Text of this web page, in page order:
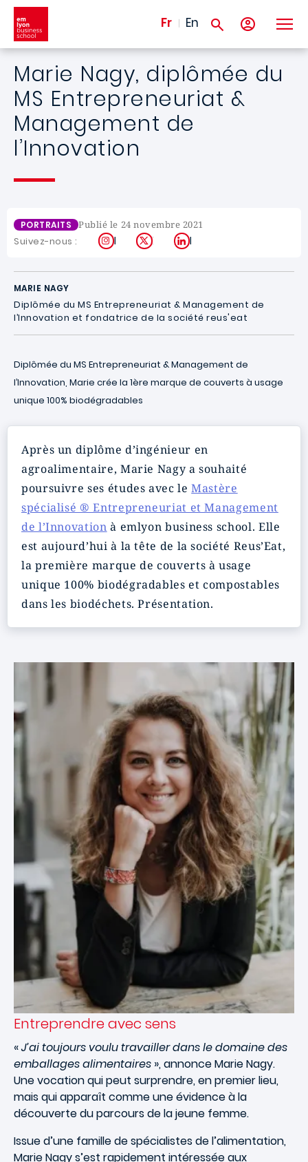
Aller au contenu principal
Fr En
Marie Nagy, diplômée du
MS Entrepreneuriat &
Management de
l’Innovation
PORTRAITS Publié le 24 novembre 2021
Suivez-nous : Instagram
X LinkedIn
MARIE NAGY
Diplômée du MS Entrepreneuriat & Management de
l’Innovation et fondatrice de la société reus'eat
Diplômée du MS Entrepreneuriat & Management de
l’Innovation, Marie crée la 1ère marque de couverts à usage
unique 100% biodégradables
Après un diplôme d’ingénieur en
agroalimentaire, Marie Nagy a souhaité
poursuivre ses études avec leMastère
spécialisé ® Entrepreneuriat et Management
de l’Innovation à emlyon business school. Elle
est aujourd’hui à la tête de la société Reus’Eat,
la première marque de couverts à usage
unique 100% biodégradables et compostables
dans les biodéchets. Présentation.
Entreprendre avec sens
«J’ai toujours voulu travailler dans le domaine des
emballages alimentaires », annonce Marie Nagy.
Une vocation qui peut surprendre, en premier lieu,
mais qui apparaît comme une évidence à la
découverte du parcours de la jeune femme.
Issue d’une famille de spécialistes de l’alimentation,
Marie Nagy s’est rapidement intéressée aux